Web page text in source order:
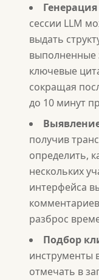
сессии LLM
выдать
выполненные
ключевые
сокращая
до 10 минут
получив
определить,
нескольких
интерфейса
разброс
Подбор
инструменты
отмечать в